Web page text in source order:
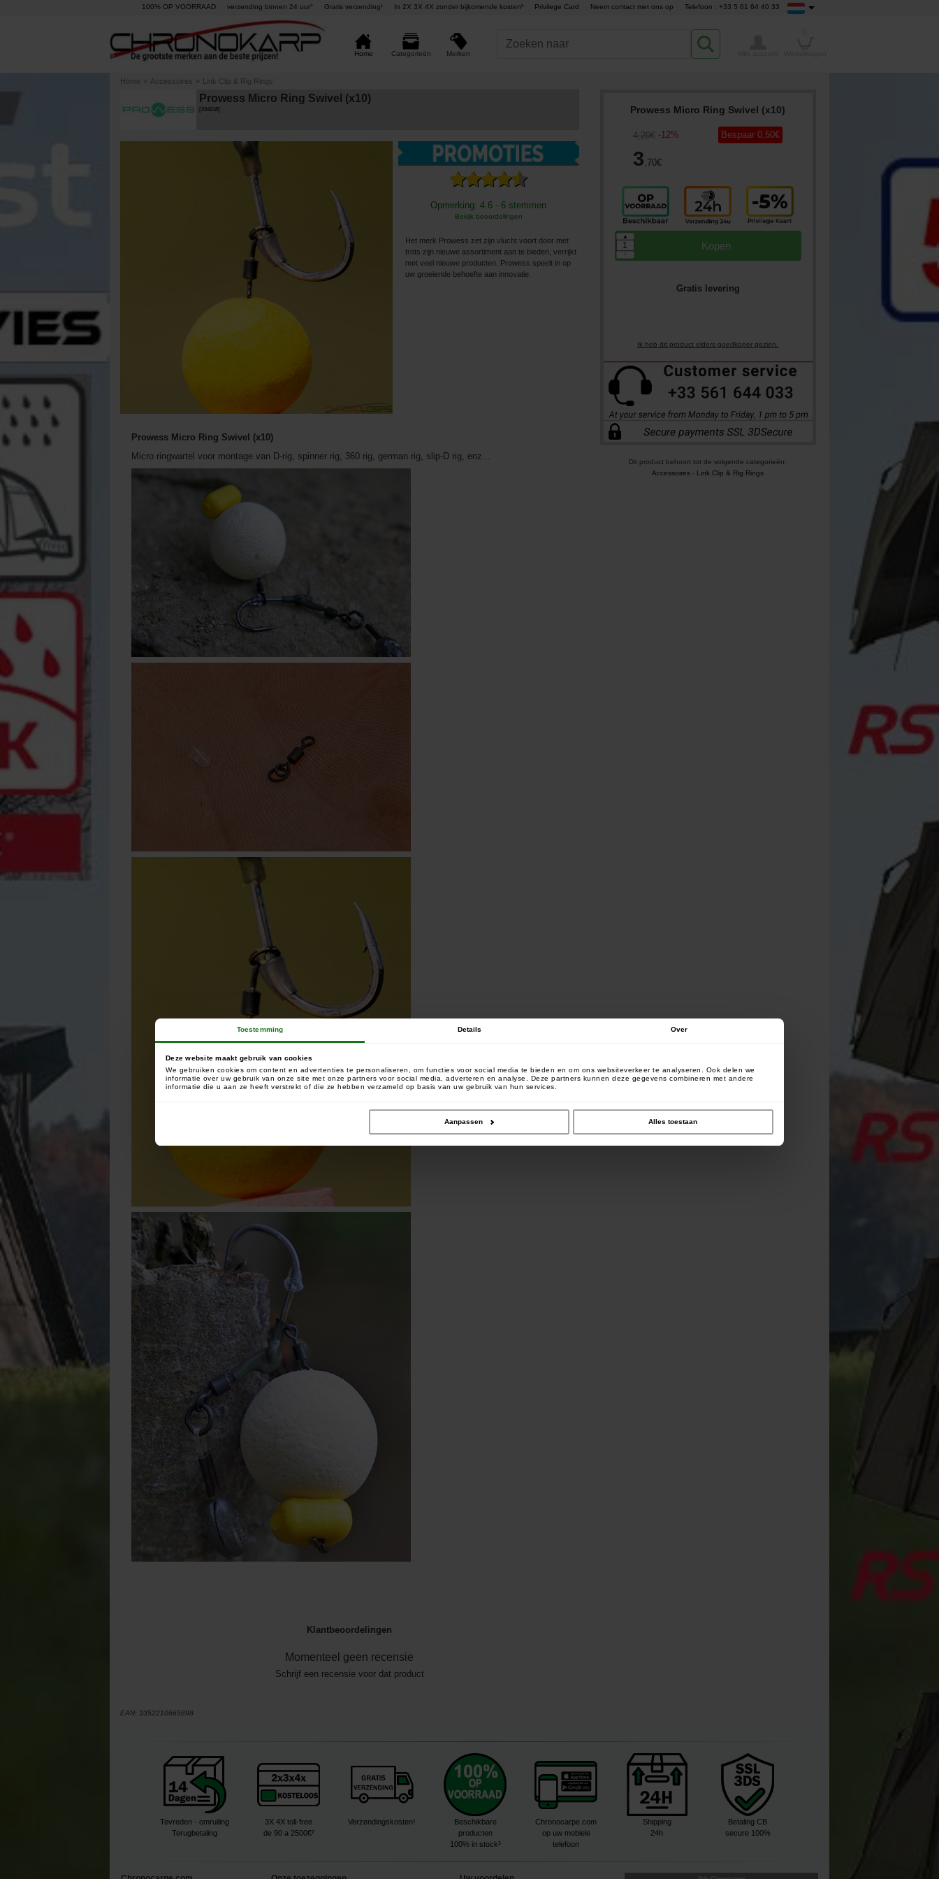
Toestemming Details Over
Deze website maakt gebruik van cookies
We gebruiken cookies om content en advertenties te personaliseren, om functies voor social media te bieden en om ons websiteverkeer te analyseren. Ook delen we
informatie over uw gebruik van onze site met onze partners voor social media, adverteren en analyse. Deze partners kunnen deze gegevens combineren met andere
informatie die u aan ze heeft verstrekt of die ze hebben verzameld op basis van uw gebruik van hun services.
Aanpassen Alles toestaan
100% OP VOORRAAD verzending binnen 24 uur° Gratis verzending¹ In 2X 3X 4X zonder bijkomende kosten² Privilege Card Neem contact met ons op Telefoon : +33 5 61 64 40 33
Home Categorieën Merken
Home » Accessoires » Link Clip & Rig Rings
Prowess Micro Ring Swivel (x10)
234218]
Opmerking: 4.6 - 6 stemmen
Bekijk beoordelingen
Het merk Prowess zet zijn vlucht voort door met
trots zijn nieuwe assortiment aan te bieden, verrijkt
met veel nieuwe producten. Prowess speelt in op
uw groeiende behoefte aan innovatie.
Prowess Micro Ring Swivel (x10)
4,20€ -12%
3,70€
Bespaar 0,50€
Kopen
▲
Gratis levering
Ik heb dit product elders goedkoper gezien.
Dit product behoort tot de volgende categorieën:
Accessoires - Link Clip & Rig Rings
Prowess Micro Ring Swivel (x10)
Micro ringwartel voor montage van D-rig, spinner rig, 360 rig, german rig, slip-D rig, enz...
Klantbeoordelingen
Momenteel geen recensie
Schrijf een recensie voor dat product
EAN: 3352210665898
Tevreden - omruiling
Terugbetaling
3X 4X toll-free
de 90 a 2500€²
Verzendingskosten¹
Beschikbare
producten
100% in stock³
Chronocarpe.com
op uw mobiele
telefoon
Shipping
24h
Betaling CB
secure 100%